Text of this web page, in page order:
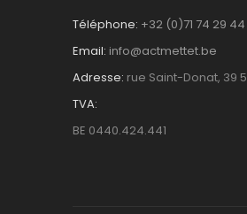
Téléphone: +32 (0)71 74 29 44
Email: info@actmettet.be
Adresse: rue Saint-Donat, 39
TVA:
BE 0440.424.441